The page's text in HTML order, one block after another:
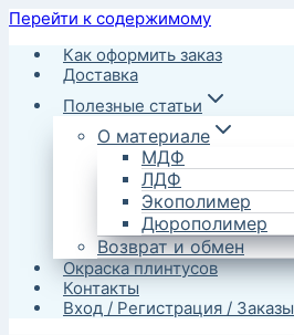
Перейти к содержимому
Как оформить заказ
Доставка
Полезные статьи
О материале
МДФ
ЛДФ
Экополимер
Дюрополимер
Возврат и обмен
Окраска плинтусов
Контакты
Вход / Регистрация / Заказы